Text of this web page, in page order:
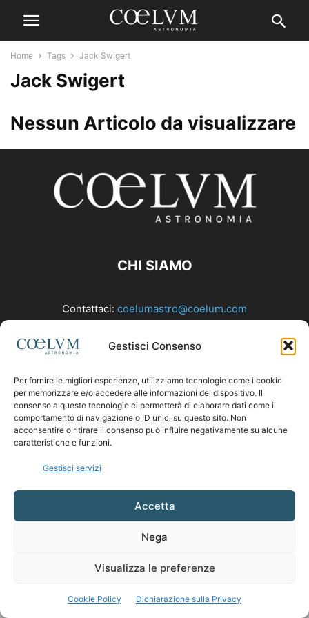
Gestisci Consenso
Per fornire le migliori esperienze, utilizziamo tecnologie come i cookie
per memorizzare e/o accedere alle informazioni del dispositivo. Il
consenso a queste tecnologie ci permetterà di elaborare dati come il
comportamento di navigazione o ID unici su questo sito. Non
acconsentire o ritirare il consenso può influire negativamente su alcune
caratteristiche e funzioni.
Gestisci servizi
Accetta
Nega
Visualizza le preferenze
Cookie Policy Dichiarazione sulla Privacy
Home Tags Jack Swigert
Jack Swigert
Nessun Articolo da visualizzare
CHI SIAMO
Contattaci: coelumastro@coelum.com
SEGUICI